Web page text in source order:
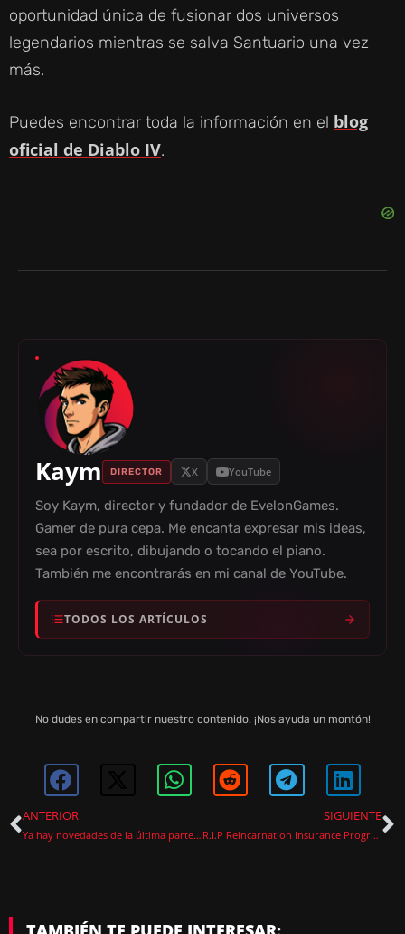
oportunidad única de fusionar dos universos
legendarios mientras se salva Santuario una vez
más.
Puedes encontrar toda la información en el blog
oficial de Diablo IV.
Kaym DIRECTOR X YouTube
Soy Kaym, director y fundador de EvelonGames.
Gamer de pura cepa. Me encanta expresar mis ideas,
sea por escrito, dibujando o tocando el piano.
También me encontrarás en mi canal de YouTube.
TODOS LOS ARTÍCULOS
No dudes en compartir nuestro contenido. ¡Nos ayuda un montón!
ANTERIOR
Ya hay novedades de la última parte de la trilogía de Final Fantasy VII Remake
SIGUIENTE
R.I.P Reincarnation Insurance Program el nuevo roguelike de 2P Games llega a Steam